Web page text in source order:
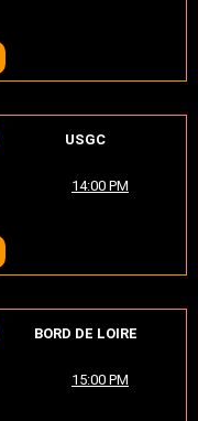
USGC
14:00 PM
BORD DE LOIRE
15:00 PM